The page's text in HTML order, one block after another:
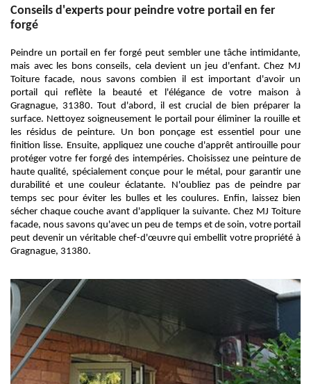
Conseils d'experts pour peindre votre portail en fer
forgé
Peindre un portail en fer forgé peut sembler une tâche intimidante,
mais avec les bons conseils, cela devient un jeu d'enfant. Chez MJ
Toiture facade, nous savons combien il est important d'avoir un
portail qui reflète la beauté et l'élégance de votre maison à
Gragnague, 31380. Tout d'abord, il est crucial de bien préparer la
surface. Nettoyez soigneusement le portail pour éliminer la rouille et
les résidus de peinture. Un bon ponçage est essentiel pour une
finition lisse. Ensuite, appliquez une couche d'apprêt antirouille pour
protéger votre fer forgé des intempéries. Choisissez une peinture de
haute qualité, spécialement conçue pour le métal, pour garantir une
durabilité et une couleur éclatante. N'oubliez pas de peindre par
temps sec pour éviter les bulles et les coulures. Enfin, laissez bien
sécher chaque couche avant d'appliquer la suivante. Chez MJ Toiture
facade, nous savons qu'avec un peu de temps et de soin, votre portail
peut devenir un véritable chef-d'œuvre qui embellit votre propriété à
Gragnague, 31380.